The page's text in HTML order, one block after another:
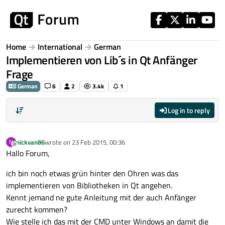
Home International German
Implementieren von Lib´s in Qt Anfänger
Frage
German 6 2 3.4k 1
Log in to reply
N
Offline
nickvan86wrote on 23 Feb 2015, 00:36
last edited by
Hallo Forum,
ich bin noch etwas grün hinter den Ohren was das
implementieren von Bibliotheken in Qt angehen.
Kennt jemand ne gute Anleitung mit der auch Anfänger
zurecht kommen?
Wie stelle ich das mit der CMD unter Windows an damit die